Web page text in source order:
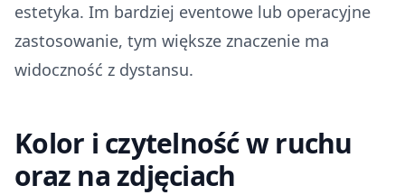
estetyka. Im bardziej eventowe lub operacyjne
zastosowanie, tym większe znaczenie ma
widoczność z dystansu.
Kolor i czytelność w ruchu
oraz na zdjęciach